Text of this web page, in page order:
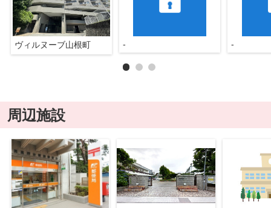
ヴィルヌーブ山根町 - -
周辺施設